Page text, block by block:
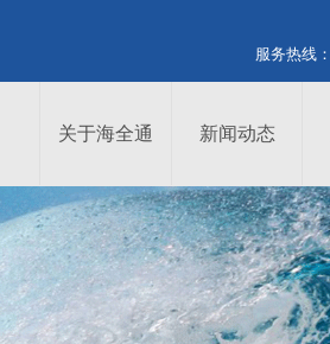
线：
关于海全通 新闻动态